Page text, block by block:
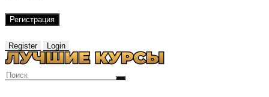
Регистрация
Register Login